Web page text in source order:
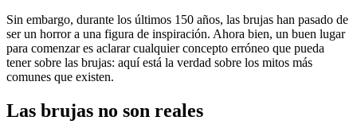
Sin embargo, durante los últimos 150 años, las brujas han pasado de
ser un horror a una figura de inspiración. Ahora bien, un buen lugar
para comenzar es aclarar cualquier concepto erróneo que pueda
tener sobre las brujas: aquí está la verdad sobre los mitos más
comunes que existen.
Las brujas no son reales